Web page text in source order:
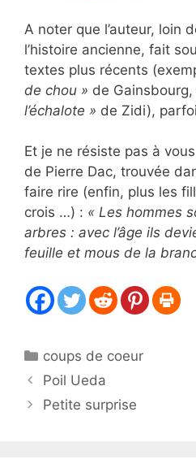
A noter que l’auteur, loin
l’histoire ancienne, fait
textes plus récents
de chou » de Gainsbourg,
l’échalote » de Zidi),
Et je ne résiste pas à
de Pierre Dac, trouvée
faire rire (enfin, plus les
crois …) : « Les hommes
arbres : avec l’âge ils
feuille et mous de la
Catégories
coups de coeur
Poil Ueda
Petite surprise